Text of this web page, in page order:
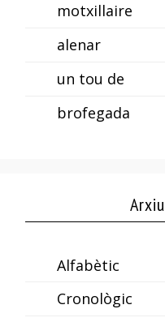
motxillaire
alenar
un tou de
brofegada
Alfabètic
Cronològic